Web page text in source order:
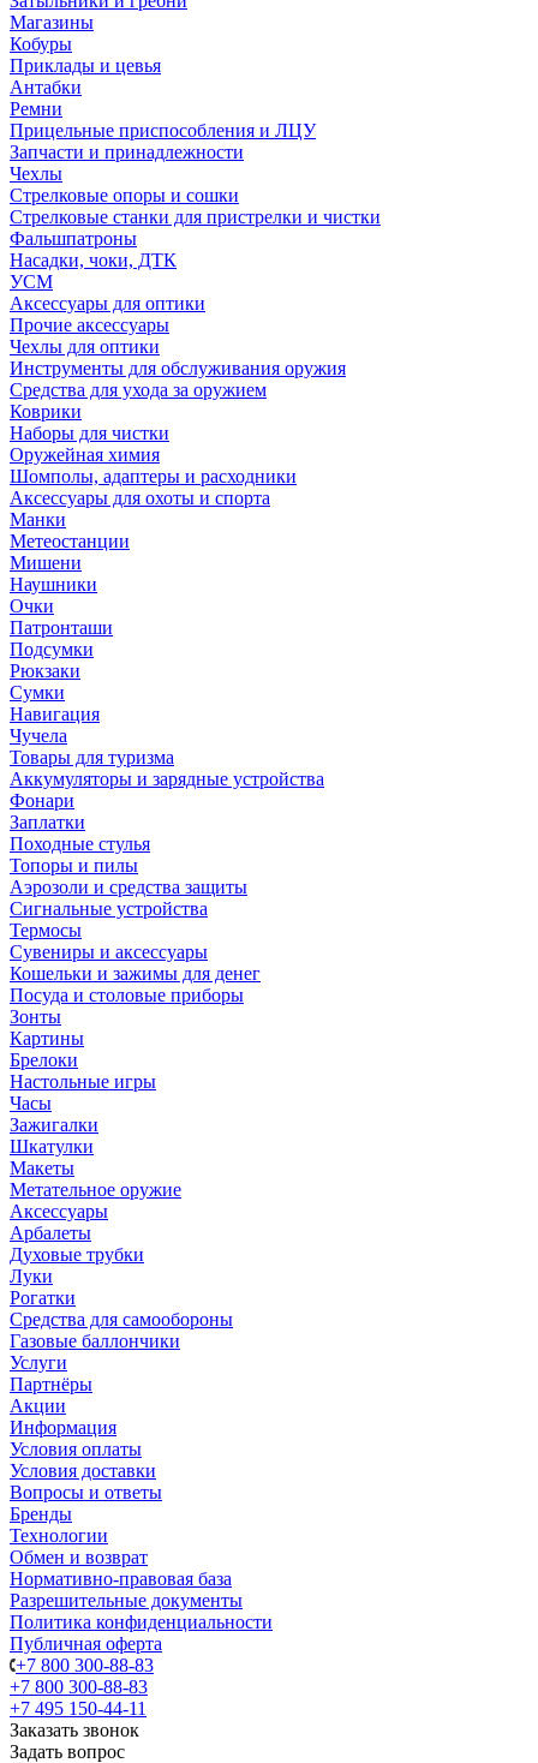
Магазины
Кобуры
Приклады и цевья
Антабки
Ремни
Прицельные приспособления и ЛЦУ
Запчасти и принадлежности
Чехлы
Стрелковые опоры и сошки
Стрелковые станки для пристрелки и чистки
Фальшпатроны
Насадки, чоки, ДТК
УСМ
Аксессуары для оптики
Прочие аксессуары
Чехлы для оптики
Инструменты для обслуживания оружия
Средства для ухода за оружием
Коврики
Наборы для чистки
Оружейная химия
Шомполы, адаптеры и расходники
Аксессуары для охоты и спорта
Манки
Метеостанции
Мишени
Наушники
Очки
Патронташи
Подсумки
Рюкзаки
Сумки
Навигация
Чучела
Товары для туризма
Аккумуляторы и зарядные устройства
Фонари
Заплатки
Походные стулья
Топоры и пилы
Аэрозоли и средства защиты
Сигнальные устройства
Термосы
Сувениры и аксессуары
Кошельки и зажимы для денег
Посуда и столовые приборы
Зонты
Картины
Брелоки
Настольные игры
Часы
Зажигалки
Шкатулки
Макеты
Метательное оружие
Аксессуары
Арбалеты
Духовые трубки
Луки
Рогатки
Средства для самообороны
Газовые баллончики
Услуги
Партнёры
Акции
Информация
Условия оплаты
Условия доставки
Вопросы и ответы
Бренды
Технологии
Обмен и возврат
Нормативно-правовая база
Разрешительные документы
Политика конфиденциальности
Публичная оферта
+7 800 300-88-83
+7 800 300-88-83
+7 495 150-44-11
Заказать звонок
Задать вопрос